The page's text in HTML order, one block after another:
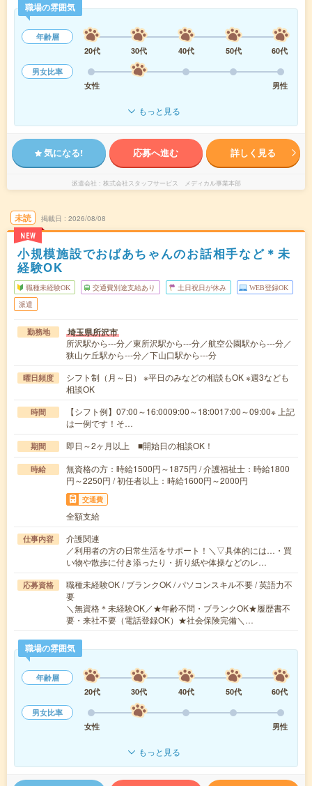
職場の雰囲気
年齢層
20代
30代 40代 50代
60代
男女比率
女性
男性
もっと見る
気になる! 応募へ進む 詳しく見る
派遣会社 株式会社スタッフサービス メディカル事業本部
未読
NEW
掲載日 2026/08/08
小規模施設でおばあちゃんのお話相手など＊未
経験OK
職種未経験OK 交通費別途支給あり 土日祝日が休み WEB登録OK
派遣
勤務地 埼玉県所沢市
所沢駅から---分／東所沢駅から---分／航空公園駅から---分／
狭山ケ丘駅から---分／下山口駅から---分
曜日頻度
シフト制（月～日） ※平日のみなどの相談もOK ※週3なども
相談OK
時間
【シフト例】07:00～16:0009:00～18:0017:00～09:00※ 上記
は一例です！そ…
期間 即日～2ヶ月以上 ■開始日の相談OK！
時給
無資格の方：時給1500円～1875円 / 介護福祉士：時給1800
円～2250円 / 初任者以上：時給1600円～2000円
交通費
全額支給
仕事内容
介護関連
／利用者の方の日常生活をサポート！＼▽具体的には…・買
い物や散歩に付き添ったり・折り紙や体操などのレ…
応募資格
職種未経験OK / ブランクOK / パソコンスキル不要 / 英語力不
要
＼無資格＊未経験OK／★年齢不問・ブランクOK★履歴書不
要・来社不要（電話登録OK）★社会保険完備＼…
職場の雰囲気
年齢層
20代
30代 40代 50代
60代
男女比率
女性
男性
もっと見る